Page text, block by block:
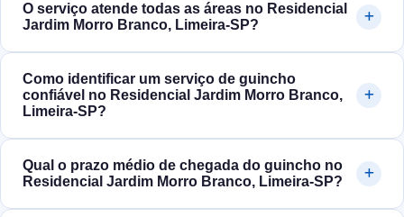
O serviço atende todas as áreas no Residencial
Jardim Morro Branco, Limeira‑SP?
Como identificar um serviço de guincho
confiável no Residencial Jardim Morro Branco,
Limeira‑SP?
Qual o prazo médio de chegada do guincho no
Residencial Jardim Morro Branco, Limeira‑SP?